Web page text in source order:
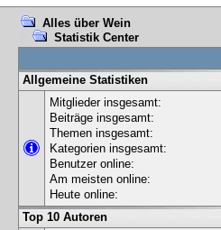
Alles über Wein
Statistik Center
Allgemeine Statistiken
Mitglieder insgesamt:
Beiträge insgesamt:
Themen insgesamt:
Kategorien insgesamt:
Benutzer online:
Am meisten online:
Heute online:
Top 10 Autoren